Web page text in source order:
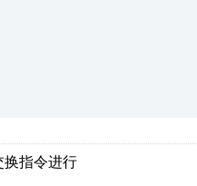
换指令进行